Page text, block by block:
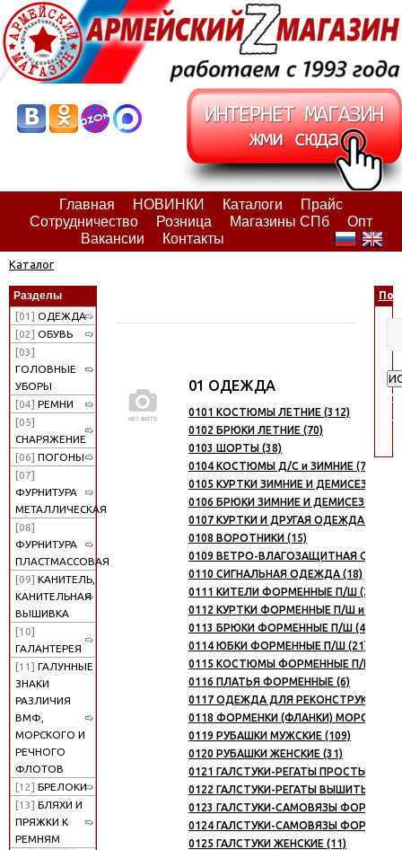
Главная НОВИНКИ Каталоги
Прайс
Сотрудничество
Розница Магазины СПб
Опт
Вакансии
Контакты
Каталог
Разделы
[01] ОДЕЖДА
[02] ОБУВЬ
[03]
ГОЛОВНЫЕ
УБОРЫ
[04] РЕМНИ
[05]
СНАРЯЖЕНИЕ
[06] ПОГОНЫ
[07]
ФУРНИТУРА
МЕТАЛЛИЧЕСКАЯ
[08]
ФУРНИТУРА
ПЛАСТМАССОВАЯ
[09] КАНИТЕЛЬ,
КАНИТЕЛЬНАЯ
ВЫШИВКА
[10]
ГАЛАНТЕРЕЯ
[11] ГАЛУННЫЕ
ЗНАКИ
РАЗЛИЧИЯ
ВМФ,
МОРСКОГО И
РЕЧНОГО
ФЛОТОВ
[12] БРЕЛОКИ
[13] БЛЯХИ И
ПРЯЖКИ К
РЕМНЯМ
01 ОДЕЖДА
0101 КОСТЮМЫ ЛЕТНИЕ (312)
0102 БРЮКИ ЛЕТНИЕ (70)
0103 ШОРТЫ (38)
0104 КОСТЮМЫ Д/С и ЗИМНИЕ (71)
0105 КУРТКИ ЗИМНИЕ И
0106 БРЮКИ ЗИМНИЕ И ДЕМИСЕЗОННЫЕ
0107 КУРТКИ И ДРУГАЯ ОДЕЖДА ИЗ
0108 ВОРОТНИКИ (15)
0109 ВЕТРО-ВЛАГОЗАЩИТНАЯ
0110 СИГНАЛЬНАЯ ОДЕЖДА (18)
0111 КИТЕЛИ ФОРМЕННЫЕ П/Ш (29)
0112 КУРТКИ ФОРМЕННЫЕ П/Ш и RIP-
0113 БРЮКИ ФОРМЕННЫЕ П/Ш (43)
0114 ЮБКИ ФОРМЕННЫЕ П/Ш (21)
0115 КОСТЮМЫ ФОРМЕННЫЕ П/Ш (3)
0116 ПЛАТЬЯ ФОРМЕННЫЕ (6)
0117 ОДЕЖДА ДЛЯ РЕКОНСТРУКЦИЙ И
0118 ФОРМЕНКИ (ФЛАНКИ) МОРСКИЕ
0119 РУБАШКИ МУЖСКИЕ (109)
0120 РУБАШКИ ЖЕНСКИЕ (31)
0121 ГАЛСТУКИ-РЕГАТЫ ПРОСТЫЕ (18)
0122 ГАЛСТУКИ-РЕГАТЫ ВЫШИТЫЕ (55)
0123 ГАЛСТУКИ-САМОВЯЗЫ
0124 ГАЛСТУКИ-САМОВЯЗЫ
0125 ГАЛСТУКИ ЖЕНСКИЕ (11)